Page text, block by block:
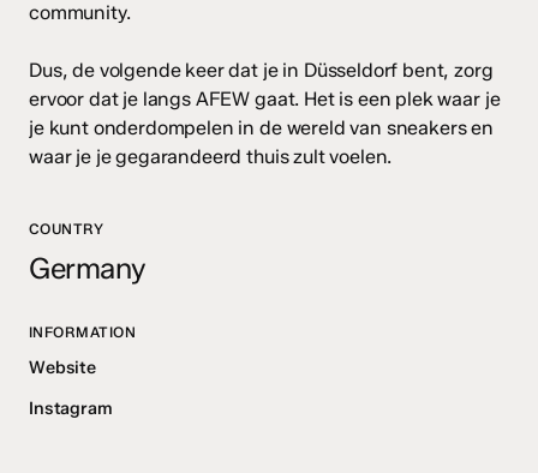
community.
Dus, de volgende keer dat je in Düsseldorf bent, zorg
ervoor dat je langs AFEW gaat. Het is een plek waar je
je kunt onderdompelen in de wereld van sneakers en
waar je je gegarandeerd thuis zult voelen.
COUNTRY
Germany
INFORMATION
Website
Instagram